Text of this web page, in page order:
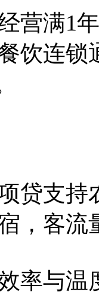
营满1
饮连锁
贷支
，客流
率与温